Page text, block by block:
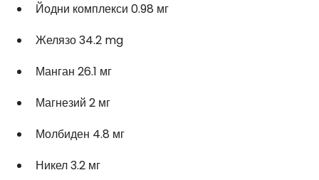
Йодни комплекси 0.98 мг
Желязо 34.2 mg
Манган 26.1 мг
Магнезий 2 мг
Молбиден 4.8 мг
Никел 3.2 мг